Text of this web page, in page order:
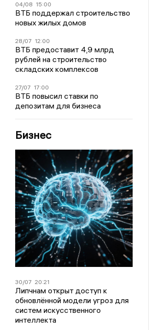
04/08 15:00
ВТБ поддержал строительство
новых жилых домов
28/07 12:00
ВТБ предоставит 4,9 млрд
рублей на строительство
складских комплексов
27/07 17:00
ВТБ повысил ставки по
депозитам для бизнеса
Бизнес
30/07 20:21
Липчнам открыт доступ к
обновлённой модели угроз для
систем искусственного
интеллекта